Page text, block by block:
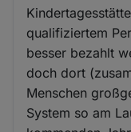
qualifiziertem
besser bezahlt
doch dort
Menschen
System so am